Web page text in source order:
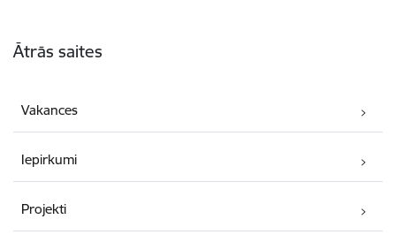
Ātrās saites
Vakances
Iepirkumi
Projekti